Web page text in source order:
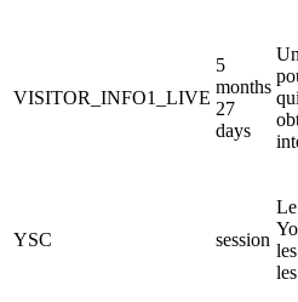
VISITOR_INFO1_LIVE
5
months
27
days
YSC session